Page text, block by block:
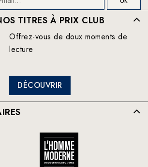
TITRES À PRIX CLUB
Offrez-vous de doux moments de
lecture
DÉCOUVRIR